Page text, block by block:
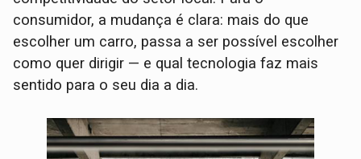
consumidor, a mudança é clara: mais do que
escolher um carro, passa a ser possível escolher
como quer dirigir — e qual tecnologia faz mais
sentido para o seu dia a dia.